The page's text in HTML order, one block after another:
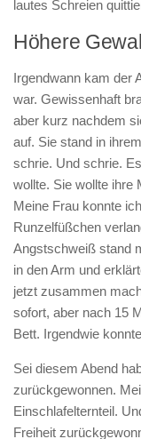
lautes Schreien
Höhere
Irgendwann kam der
war. Gewissenhaft
aber kurz nachdem
auf. Sie stand in
schrie. Und schrie.
wollte. Sie wollte ihre
Meine Frau konnte
Runzelfüßchen
Angstschweiß stand
in den Arm und
jetzt zusammen
sofort, aber nach 15
Bett. Irgendwie
Sei diesem Abend
zurückgewonnen.
Einschlafelternteil.
Freiheit